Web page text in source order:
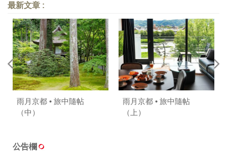
最新文章 :
雨月京都 • 旅中隨帖
（中）
雨月京都 • 旅中隨帖
（上）
公告欄